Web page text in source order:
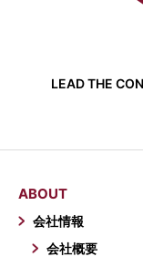
LEAD THE
ABOUT
会社情報
会社概要